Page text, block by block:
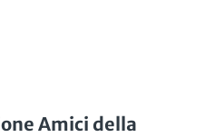
Amici della